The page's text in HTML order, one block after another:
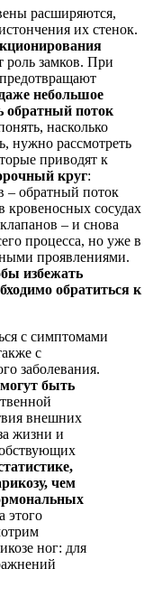
расширяются,
их стенок.
роль замков. При
небольшое
обратный поток
насколько
нужно рассмотреть
приводят к
круг:
– обратный поток
кровеносных сосудах
– и снова
процесса, но уже в
проявлениями.
избежать
обратиться к
с симптомами
с
заболевания.
быть
внешних
жизни и
чем
этого
ног: для